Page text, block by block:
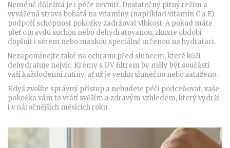
Neméně důležitá je i péče zevnitř. Dostatečný pitný režim a
vyvážená strava bohatá na vitamíny (například vitamín C a E)
podpoří schopnost pokožky zadržovat vlhkost. A pokud máte
pleť opravdu suchou nebo dehydratovanou, zkuste období
doplnit i sérem nebo maskou speciálně určenou na hydrataci.
Nezapomínejte také na ochranu před sluncem, které kůži
dehydratuje nejvíc. Krémy s UV filtrem by měly být součástí
vaší každodenní rutiny, ať už je venku slunečno nebo zataženo.
Když zvolíte správný přístup a nebudete péči podceňovat, vaše
pokožka vám to vrátí svěžím a zdravým vzhledem, který vydrží
i v náročnějších měsících roku.